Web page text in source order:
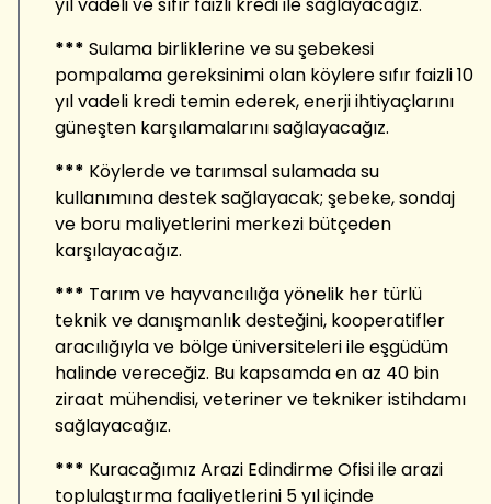
*** Sulama birliklerine ve su şebekesi
pompalama gereksinimi olan köylere sıfır faizli 10
yıl vadeli kredi temin ederek, enerji ihtiyaçlarını
güneşten karşılamalarını sağlayacağız.
*** Köylerde ve tarımsal sulamada su
kullanımına destek sağlayacak; şebeke, sondaj
ve boru maliyetlerini merkezi bütçeden
karşılayacağız.
*** Tarım ve hayvancılığa yönelik her türlü
teknik ve danışmanlık desteğini, kooperatifler
aracılığıyla ve bölge üniversiteleri ile eşgüdüm
halinde vereceğiz. Bu kapsamda en az 40 bin
ziraat mühendisi, veteriner ve tekniker istihdamı
sağlayacağız.
*** Kuracağımız Arazi Edindirme Ofisi ile arazi
toplulaştırma faaliyetlerini 5 yıl içinde